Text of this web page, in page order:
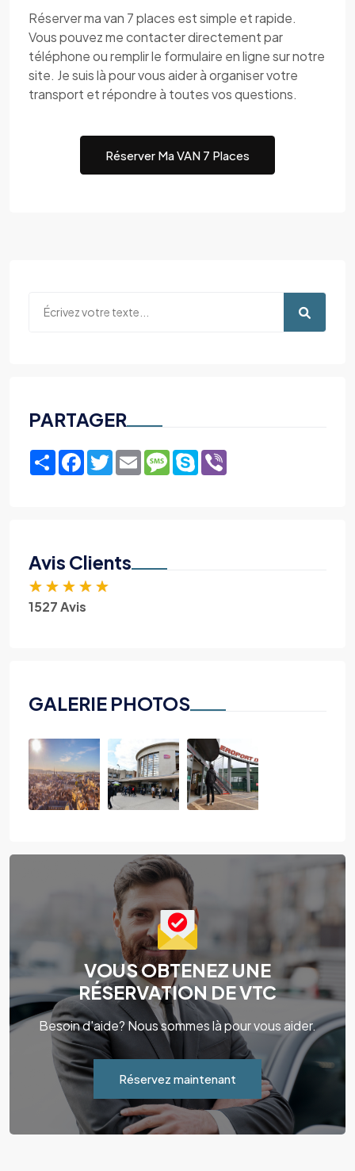
Réserver ma van 7 places est simple et rapide.
Vous pouvez me contacter directement par
téléphone ou remplir le formulaire en ligne sur notre
site. Je suis là pour vous aider à organiser votre
transport et répondre à toutes vos questions.
Réserver Ma VAN 7 Places
PARTAGER
ShareFacebook
TwitterEmailMessage
Skype
Avis Clients
★ ★ ★ ★ ★
1527 Avis
GALERIE PHOTOS
VOUS OBTENEZ UNE
RÉSERVATION DE VTC
Besoin d'aide? Nous sommes là pour vous aider.
Réservez maintenant